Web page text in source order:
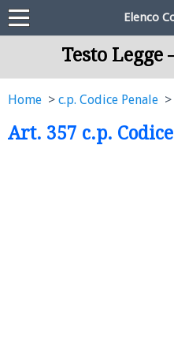
Elenco
Testo
Home c.p. Codice Penale
Art. 357 c.p.